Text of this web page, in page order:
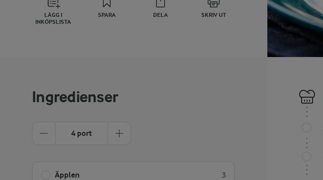
LÄGG I
INKÖPSLISTA
SPARA DELA SKRIV UT
Ingredienser
4 port
Äpplen 3